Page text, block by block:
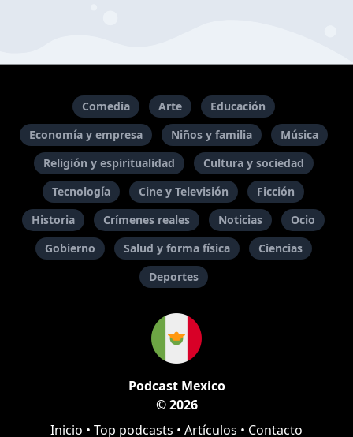
Comedia Arte
Educación
Economía y empresa
Niños y familia
Música
Religión y espiritualidad
Cultura y sociedad
Tecnología
Cine y Televisión
Ficción
Historia
Crímenes reales Noticias
Ocio
Gobierno
Salud y forma física
Ciencias
Deportes
Podcast Mexico
© 2026
Inicio • Top podcasts • Artículos • Contacto